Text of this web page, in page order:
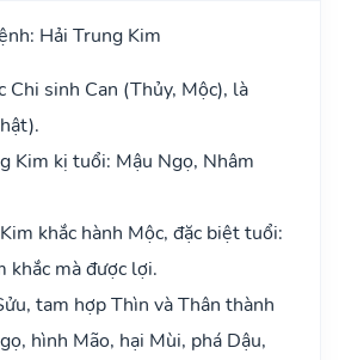
Hải Trung Kim
Chi sinh Can (Thủy, Mộc), là
Kim kị tuổi: Mậu Ngọ, Nhâm
khắc hành Mộc, đặc biệt tuổi:
khắc mà được lợi.
tam hợp Thìn và Thân thành
hình Mão, hại Mùi, phá Dậu,